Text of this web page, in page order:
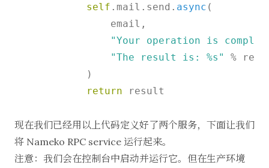
self .mail.send. async (
                email,
"Your operation is
"The result is: %s"
%
            )
return result
现在我们已经用以上代码定义好了两个服务，下面让我们
将 Nameko RPC service 运行起来。
注意：我们会在控制台中启动并运行它。但在生产环境